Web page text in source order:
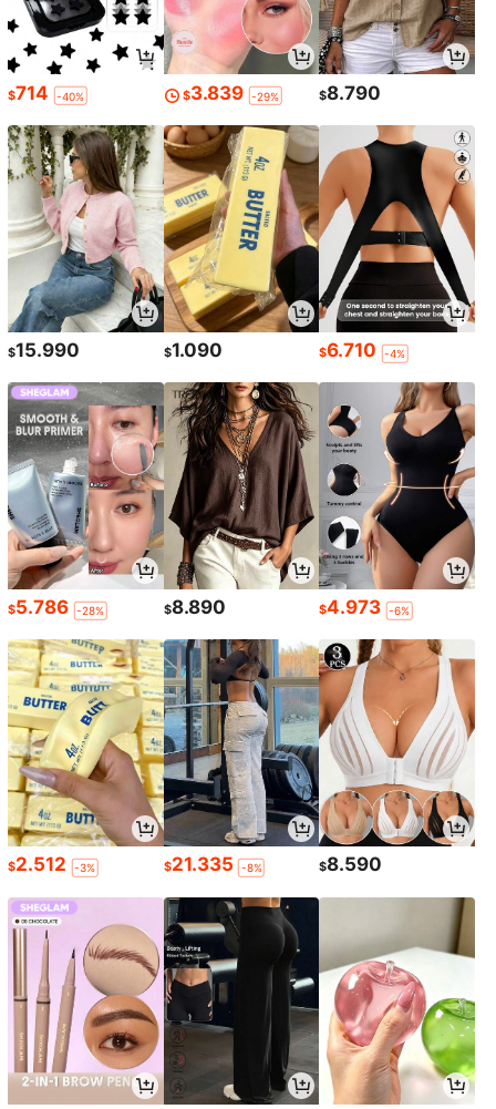
$714 -40% $3.839 -29% $8.790
$15.990 $1.090 $6.710 -4%
$5.786 -28% $8.890 $4.973 -6%
$2.512 -3% $21.335 -8% $8.590